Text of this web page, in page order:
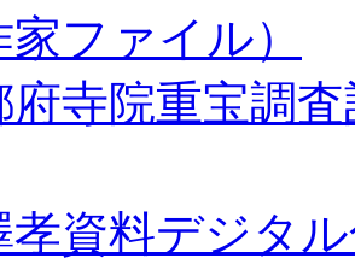
家ファイル）
府寺院重宝調
孝資料デジタ